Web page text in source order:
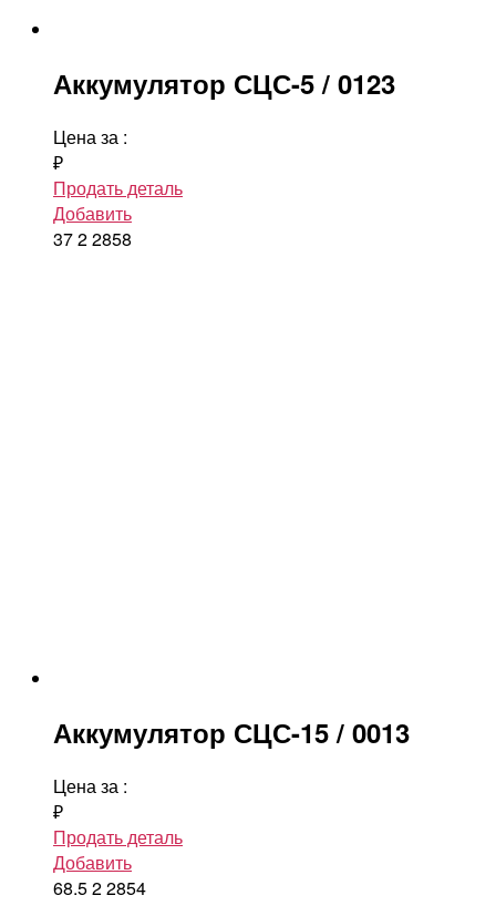
Аккумулятор СЦС-5 / 0123
Цена за :
₽
Продать деталь
Добавить
3722858
Аккумулятор СЦС-15 / 0013
Цена за :
₽
Продать деталь
Добавить
68.522854